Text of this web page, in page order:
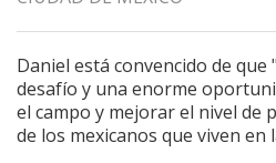
Daniel está convencido de
desafío y una enorme
el campo y mejorar el nivel de
de los mexicanos que viven en